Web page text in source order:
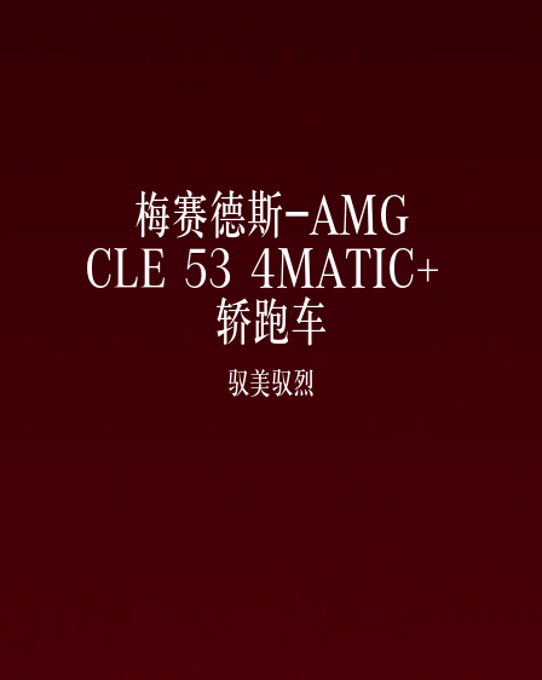
梅赛德斯-AMG
CLE 53 4MATIC+
轿跑车
驭美驭烈